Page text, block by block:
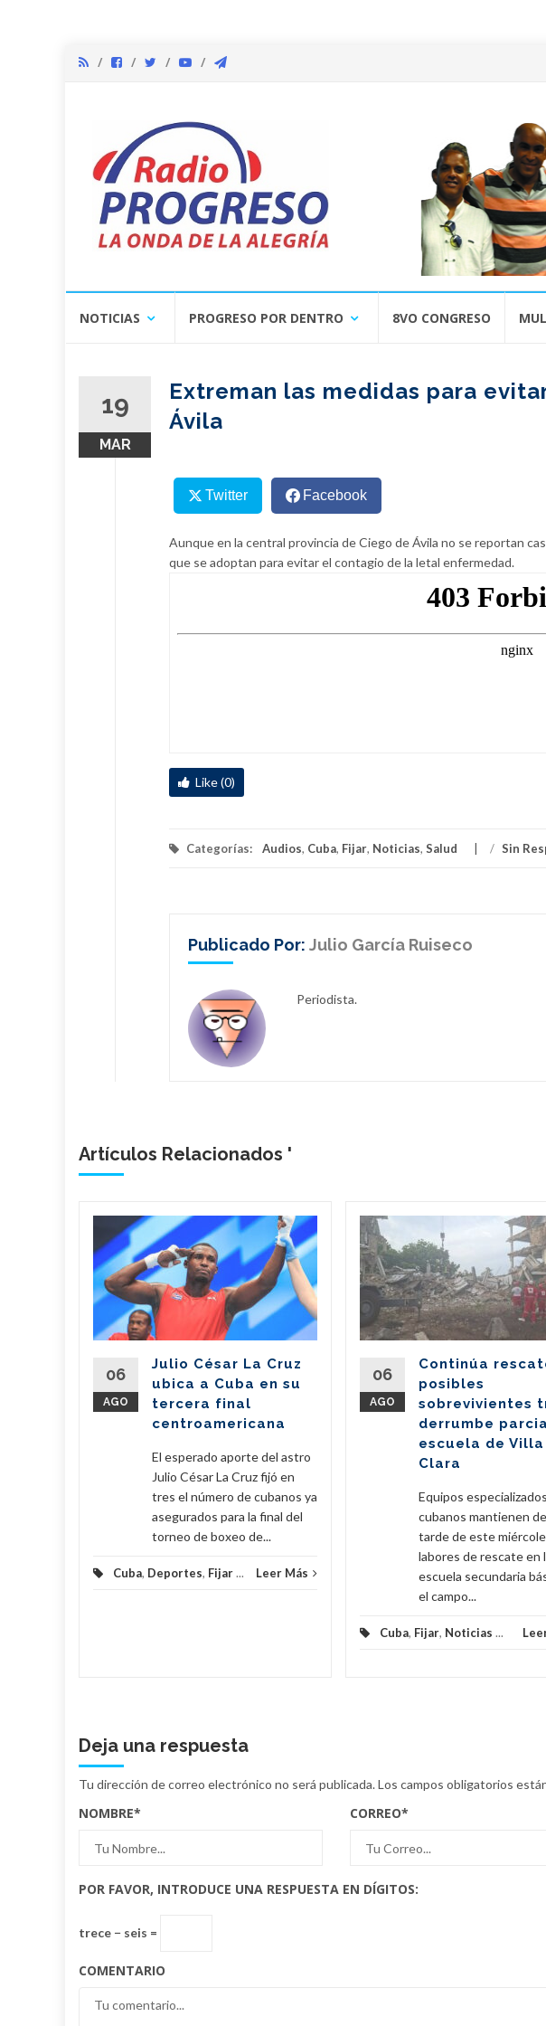
NOTICIAS PROGRESO POR DENTRO 8VO CONGRESO
19
MAR
Extreman las medidas para
Ávila
Twitter Facebook
Aunque en la central provincia de Ciego de Ávila no se reportan
que se adoptan para evitar el contagio de la letal enfermedad.
Like (0)
Categorías: Audios, Cuba, Fijar, Noticias, Salud / Sin
Publicado Por: Julio García Ruiseco
Periodista.
Artículos Relacionados '
06
AGO
Julio César La Cruz
ubica a Cuba en su
tercera final
centroamericana
El esperado aporte del astro
Julio César La Cruz fijó en
tres el número de cubanos ya
asegurados para la final del
torneo de boxeo de...
Cuba, Deportes, Fijar... Leer Más
06
AGO
Continúa
posibles
sobrevivientes
derrumbe
escuela de Villa
Clara
Equipos especializados
cubanos mantienen
tarde de este
labores de rescate en
escuela secundaria
el campo...
Cuba, Fijar, Noticias ...
Deja una respuesta
Tu dirección de correo electrónico no será publicada.Los campos obligatorios
NOMBRE* CORREO*
POR FAVOR, INTRODUCE UNA RESPUESTA EN DÍGITOS:
trece − seis =
COMENTARIO